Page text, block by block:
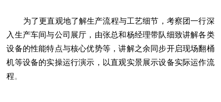
为了更直观地了解生产流程与工艺细节，考察团一行深
入生产车间与公司展厅，由张总和杨经理带队细致讲解各类
设备的性能特点与核心优势等，讲解之余同步开启现场翻桶
机等设备的实操运行演示，以直观实景展示设备实际运作流
程。